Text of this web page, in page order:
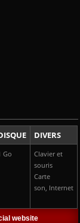
DIVERS
Go
Clavier et
souris
Carte
son, Internet
website